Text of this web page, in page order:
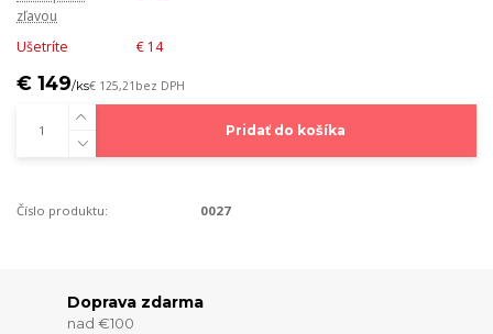
zľavou
Ušetríte € 14
€ 149/ks€ 125,21 bez DPH
Pridať do košíka
Číslo produktu: 0027
Doprava zdarma
nad €100